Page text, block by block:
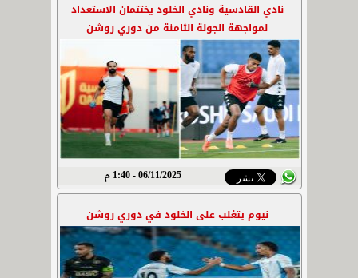
نادي القادسية ونادي الخلود يختتمان الاستعداد
لمواجهة الجولة الثامنة من دوري روشن
06/11/2025 - 1:40 م
نيوم يتغلب على الخلود في دوري روشن